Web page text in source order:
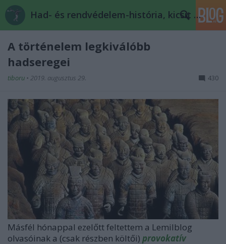
Had- és rendvédelem-história, kicsit másképp
A történelem legkiválóbb
hadseregei
tiboru • 2019. augusztus 29. 430
Másfél hónappal ezelőtt feltettem a Lemilblog
olvasóinak a (csak részben költői) provokatív